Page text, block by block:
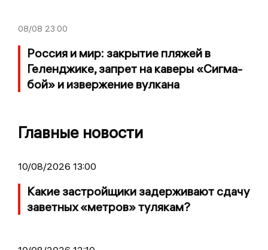
08/08 23:00
Россия и мир: закрытие пляжей в
Геленджике, запрет на каверы «Сигма-
бой» и извержение вулкана
Главные новости
10/08/2026 13:00
Какие застройщики задерживают сдачу
заветных «метров» тулякам?